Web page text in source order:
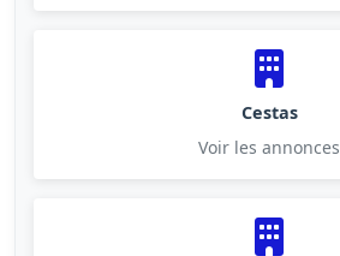
Cestas
Voir les annonces